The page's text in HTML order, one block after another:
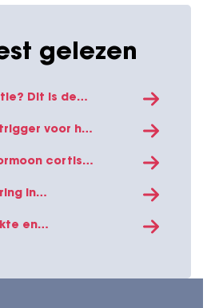
gelezen
Dit is de
voor het
cortisol
in
en